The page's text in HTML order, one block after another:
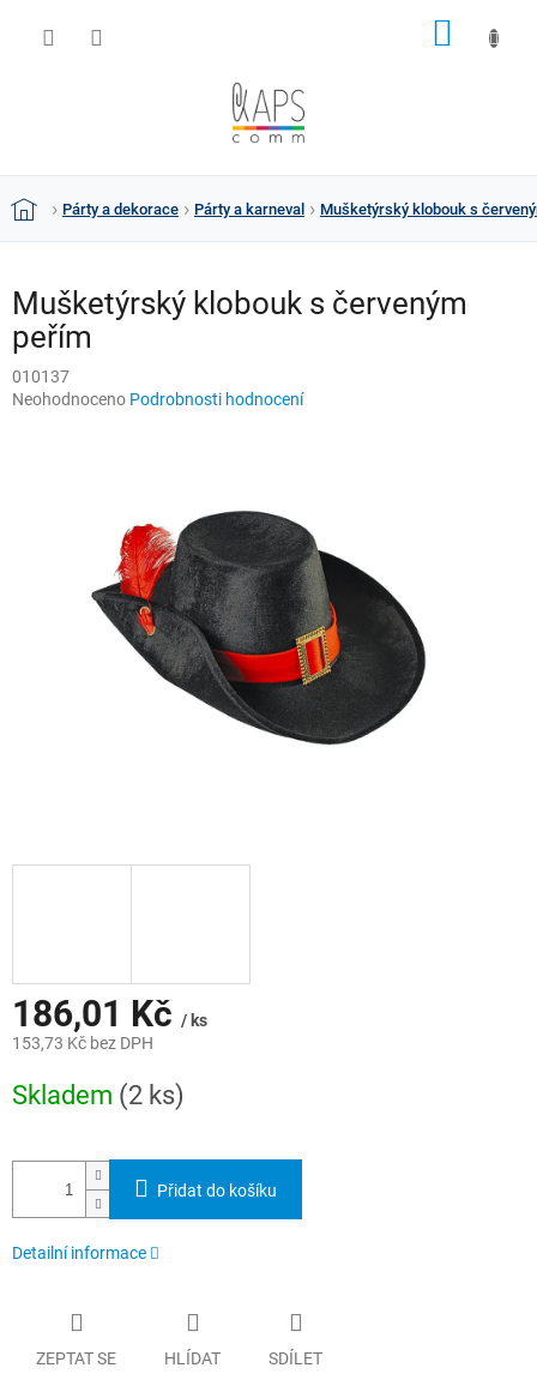
DomůPárty a dekorace Párty a karneval Mušketýrský klobouk s
Mušketýrský klobouk s červeným
peřím
010137
Průměrné
Neohodnoceno Podrobnosti hodnocení
186,01 Kč / ks
153,73 Kč bez DPH
cena:
Skladem (2 ks)
Přidat do košíku
Detailní informace
ZEPTAT SE HLÍDAT SDÍLET